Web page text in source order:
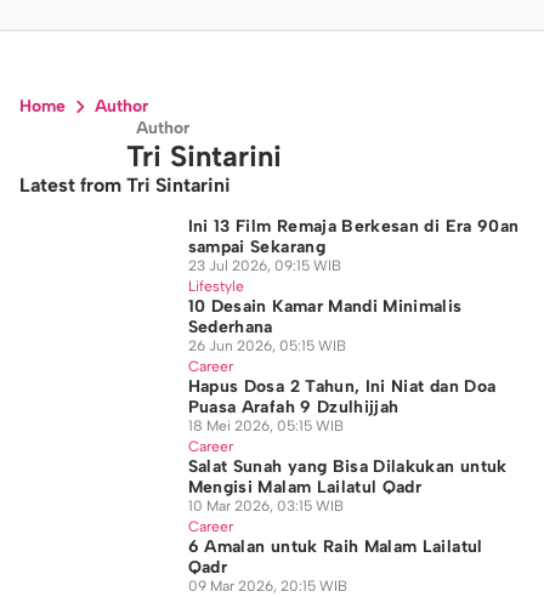
Home
Author
Author
Tri Sintarini
Latest from Tri Sintarini
Ini 13 Film Remaja Berkesan di Era 90an
sampai Sekarang
23 Jul 2026, 09:15 WIB
Lifestyle
10 Desain Kamar Mandi Minimalis
Sederhana
26 Jun 2026, 05:15 WIB
Career
Hapus Dosa 2 Tahun, Ini Niat dan Doa
Puasa Arafah 9 Dzulhijjah
18 Mei 2026, 05:15 WIB
Career
Salat Sunah yang Bisa Dilakukan untuk
Mengisi Malam Lailatul Qadr
10 Mar 2026, 03:15 WIB
Career
6 Amalan untuk Raih Malam Lailatul
Qadr
09 Mar 2026, 20:15 WIB